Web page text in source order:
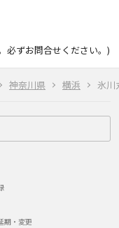
神奈川県 横浜 氷川
必ずお問合せください。)
期・変更